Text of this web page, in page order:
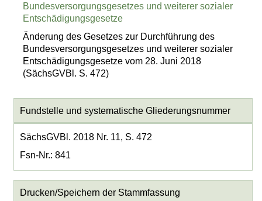
Bundesversorgungsgesetzes und weiterer sozialer
Entschädigungsgesetze
Änderung des Gesetzes zur Durchführung des
Bundesversorgungsgesetzes und weiterer sozialer
Entschädigungsgesetze vom 28. Juni 2018
(SächsGVBl. S. 472)
Fundstelle und systematische Gliederungsnummer
SächsGVBl. 2018 Nr. 11, S. 472
Fsn-Nr.: 841
Drucken/Speichern der Stammfassung